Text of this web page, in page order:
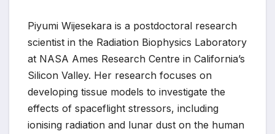
Piyumi Wijesekara is a postdoctoral research
scientist in the Radiation Biophysics Laboratory
at NASA Ames Research Centre in California’s
Silicon Valley. Her research focuses on
developing tissue models to investigate the
effects of spaceflight stressors, including
ionising radiation and lunar dust on the human